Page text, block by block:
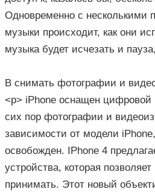
Одновременно с несколькими
музыки происходит, как они
музыка будет исчезать и
В снимать фотографии и
<р> iPhone оснащен цифровой
сих пор фотографии и
зависимости от модели
освобожден. IPhone 4
устройства, которая
принимать. Этот новый